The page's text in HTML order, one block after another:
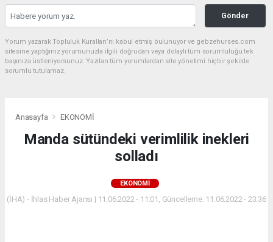
Gönder
Yorum yazarak Topluluk Kuralları’nı kabul etmiş bulunuyor ve gebzehurses.com
sitesine yaptığınız yorumunuzla ilgili doğrudan veya dolaylı tüm sorumluluğu tek
başınıza üstleniyorsunuz. Yazılan tüm yorumlardan site yönetimi hiçbir şekilde
sorumlu tutulamaz.
Anasayfa EKONOMİ
Manda sütündeki verimlilik inekleri
solladı
EKONOMİ
(İHA) - İhlas Haber Ajansı | 11.06.2022 - 11:01, Güncelleme: 11.06.2022 - 23:36